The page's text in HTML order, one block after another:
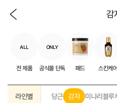
감
ALL
전 제품
ONLY
공식몰 단독 패드 스킨케어
라인별 당근 감자 미나리블루